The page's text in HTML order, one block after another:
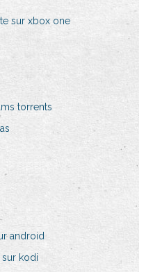
sur xbox one
torrents
android
sur kodi